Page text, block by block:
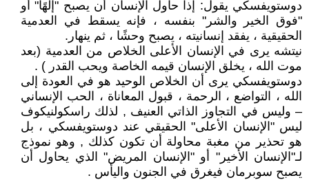
دوستويفسكي يقول: إذا حاول الإنسان أن يصبح "إلهًا" أو
"فوق الخير والشر" بنفسه ، فإنه يسقط في العدمية
الحقيقية ، يفقد إنسانيته ، يصبح وحشًا ، ثم ينهار.
نيتشه يرى في الإنسان الأعلى الخلاص من العدمية (بعد
موت الله ، يخلق الإنسان قيمه الخاصة ويحب القدر ) .
دوستويفسكي يرى أن الخلاص الوحيد هو في العودة إلى
الله ، التواضع ، الرحمة ، قبول المعاناة ، الحب الإنساني
– وليس في التجاوز الذاتي العنيف , لذلك راسكولنيكوف
ليس "الإنسان الأعلى" الحقيقي عند دوستويفسكي ، بل
هو تحذير من مغبة محاولة أن تكون كذلك , وهو نموذج
لـ"الإنسان الأخير" أو "الإنسان المريض" الذي يحاول أن
يصبح سوبرمان فيغرق في الجنون واليأس .